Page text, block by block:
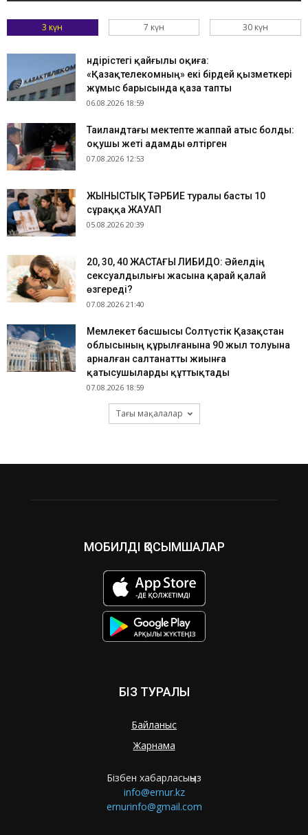
3 күн 7 күн 30 күн
Өндірістегі қайғылы оқиға:
«Қазақтелекомның» екі бірдей қызметкері
жұмыс барысында қаза тапты
06.08.2026 18:59
Таиландтағы мектепте жаппай атыс болды:
оқушы жеті адамды өлтірген
07.08.2026 12:53
ЖЫНЫСТЫҚ ТӘРБИЕ туралы басты 10
сұраққа ЖАУАП
05.08.2026 20:39
​20, 30, 40 ЖАСТАҒЫ ЛИБИДО: Әйелдің
сексуалдылығы жасына қарай қалай
өзгереді?
07.08.2026 21:40
Мемлекет басшысы Солтүстік Қазақстан
облысының құрылғанына 90 жыл толуына
арналған салтанатты жиынға
қатысушыларды құттықтады
07.08.2026 18:59
Тағы мақалалар
МОБИЛДІ ҚОСЫМШАЛАР
БІЗ ТУРАЛЫ
Байланыс
Жарнама
Бізбен хабарласыңыз
info@ernur.kz
ernurinfo@gmail.com